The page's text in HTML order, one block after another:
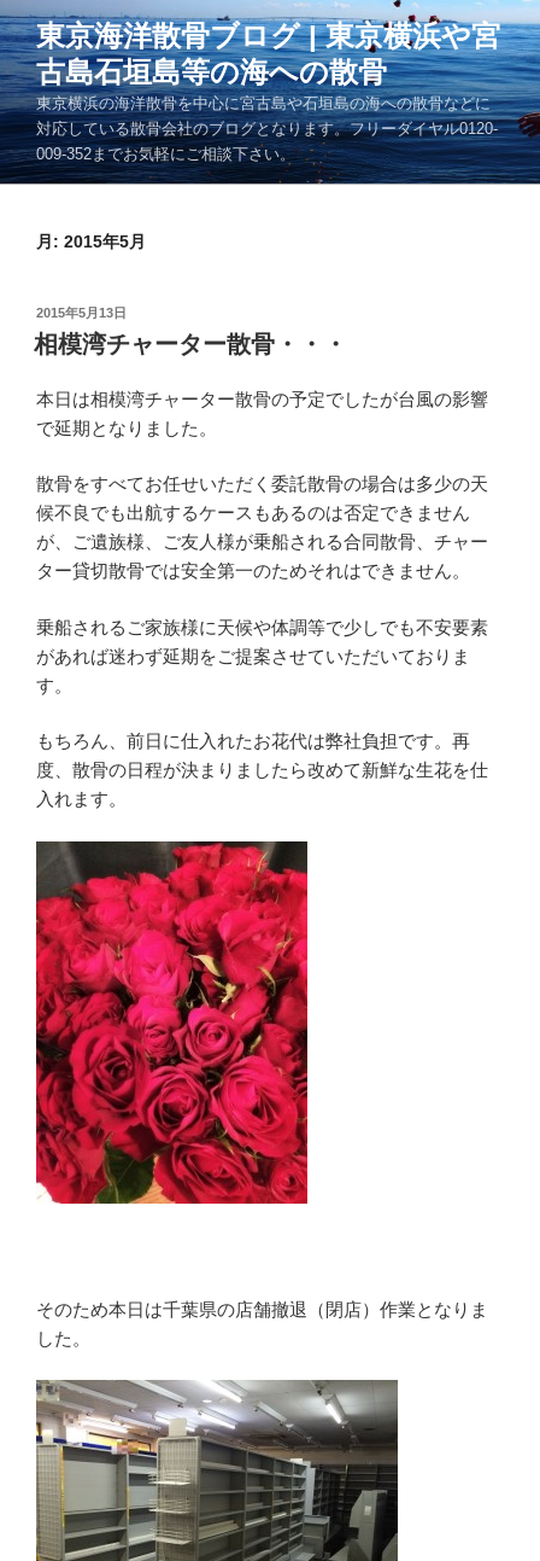
コ
ン
テ
ン
へ
ス
東京海洋散骨ブログ | 東京横浜や宮
古島石垣島等の海への散骨
東京横浜の海洋散骨を中心に宮古島や石垣島の海への散骨などに
対応している散骨会社のブログとなります。フリーダイヤル0120-
009-352までお気軽にご相談下さい。
月: 2015年5月
投
稿
日:
2015年5月13日
相模湾チャーター散骨・・・
本日は相模湾チャーター散骨の予定でしたが台風の影響
で延期となりました。
散骨をすべてお任せいただく委託散骨の場合は多少の天
候不良でも出航するケースもあるのは否定できません
が、ご遺族様、ご友人様が乗船される合同散骨、チャー
ター貸切散骨では安全第一のためそれはできません。
乗船されるご家族様に天候や体調等で少しでも不安要素
があれば迷わず延期をご提案させていただいておりま
す。
もちろん、前日に仕入れたお花代は弊社負担です。再
度、散骨の日程が決まりましたら改めて新鮮な生花を仕
入れます。
そのため本日は千葉県の店舗撤退（閉店）作業となりま
した。